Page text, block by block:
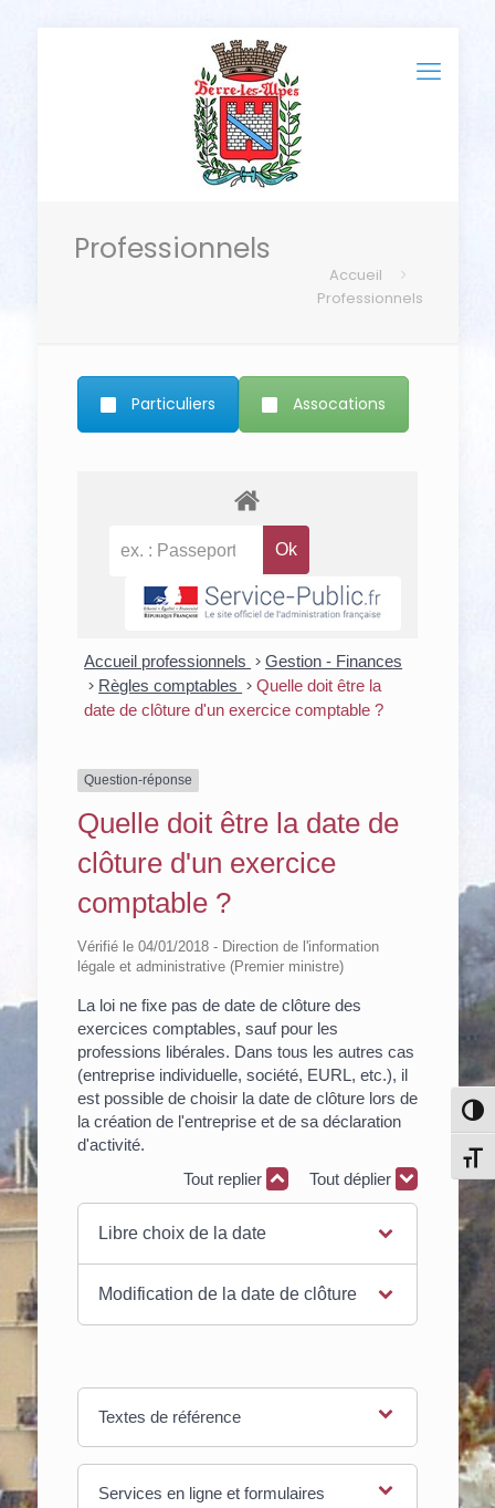
Professionnels
Accueil
Professionnels
Particuliers Assocations
Accueil professionnels > Gestion - Finances
> Règles comptables > Quelle doit être la
date de clôture d'un exercice comptable ?
Question-réponse
Quelle doit être la date de
clôture d'un exercice
comptable ?
Vérifié le 04/01/2018 - Direction de l'information
légale et administrative (Premier ministre)
La loi ne fixe pas de date de clôture des
exercices comptables, sauf pour les
professions libérales. Dans tous les autres cas
(entreprise individuelle, société, EURL, etc.), il
est possible de choisir la date de clôture lors de
la création de l'entreprise et de sa déclaration
d'activité.
Tout replier
Tout déplier
Libre choix de la date
Modification de la date de clôture
Textes de référence
Services en ligne et formulaires